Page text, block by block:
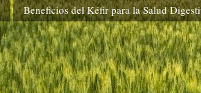
Beneficios del Kéfir para la Salud